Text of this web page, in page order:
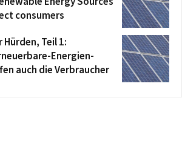
consumers
Teil 1:
Energien-
auch die Verbraucher